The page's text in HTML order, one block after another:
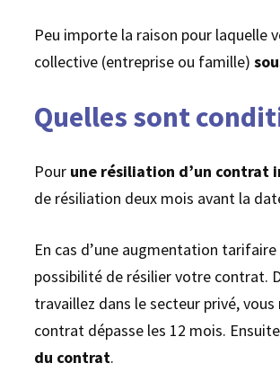
Peu importe la raison pour laquelle
collective (entreprise ou famille)
Quelles sont
Pour une résiliation d’un contrat
de résiliation deux mois avant la
En cas d’une augmentation
possibilité de résilier votre contrat.
travaillez dans le secteur privé,
contrat dépasse les 12 mois.
du contrat.